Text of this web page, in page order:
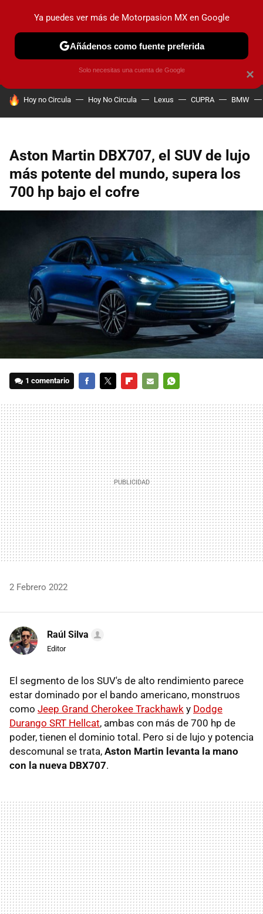
PRUEBAS INDUSTRIA HOY NO CIRCULA
HOY SE HABLA DE
Hoy no Circula Hoy No Circula Lexus CUPRA BMW
Aston Martin DBX707, el SUV de lujo
más potente del mundo, supera los
700 hp bajo el cofre
1 comentario
MAIL
2 Febrero 2022
Raúl Silva
Editor
El segmento de los SUV's de alto rendimiento parece
estar dominado por el bando americano, monstruos
como Jeep Grand Cherokee Trackhawk y Dodge
Durango SRT Hellcat, ambas con más de 700 hp de
poder, tienen el dominio total. Pero si de lujo y potencia
descomunal se trata, Aston Martin levanta la mano
con la nueva DBX707.
×
Ya puedes ver más de Motorpasion MX en Google
Añádenos como fuente preferida
Solo necesitas una cuenta de Google